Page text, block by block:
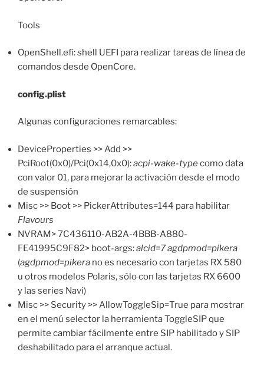
Tools
OpenShell.efi: shell UEFI para realizar tareas de línea de
comandos desde OpenCore.
config.plist
Algunas configuraciones remarcables:
DeviceProperties >> Add >>
PciRoot(0x0)/Pci(0x14,0x0):acpi-wake-typecomo data
con valor 01, para mejorar la activación desde el modo
de suspensión
Misc >> Boot >> PickerAttributes=144 para habilitar
Flavours
NVRAM> 7C436110-AB2A-4BBB-A880-
FE41995C9F82> boot-args:alcid=7 agdpmod=pikera
(agdpmod=pikera no es necesario con tarjetas RX 580
u otros modelos Polaris, sólo con las tarjetas RX 6600
y las series Navi)
Misc >> Security >> AllowToggleSip=True para mostrar
en el menú selector la herramienta ToggleSIP que
permite cambiar fácilmente entre SIP habilitado y SIP
deshabilitado para el arranque actual.